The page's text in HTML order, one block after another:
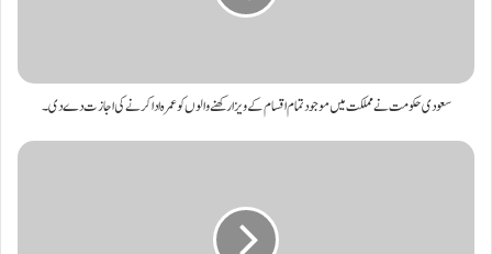
سعودی حکومت نے مملکت میں موجود تمام اقسام کے ویزا رکھنے والوں کو عمرہ ادا کرنے کی اجازت دے دی۔